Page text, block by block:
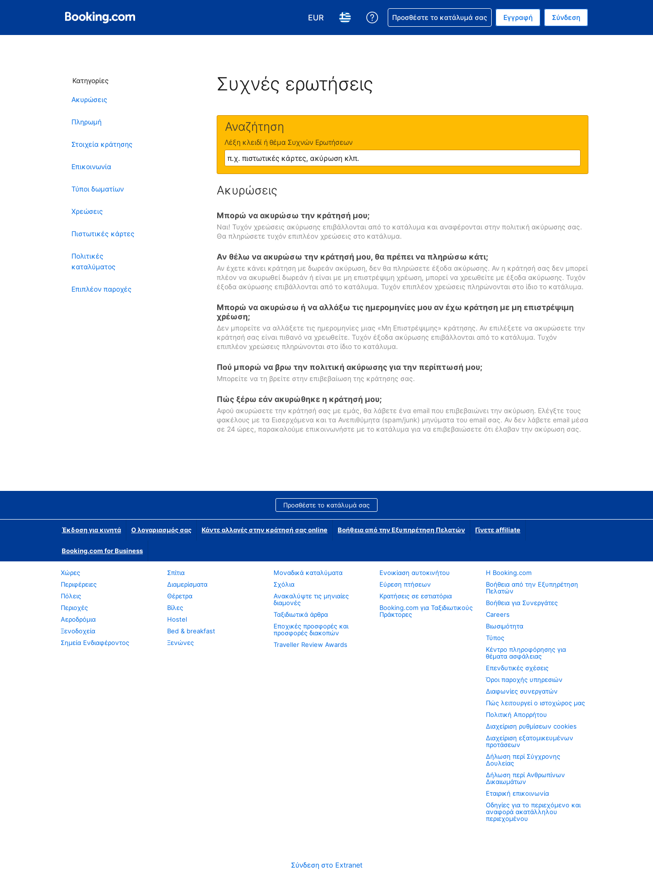
EUR
Επιλέξτε το νόμισμά σας. Το τωρινό σας νόμισμα είναι Ευρώ
Επιλέξτε τη γλώσσα σας. Η τωρινή σας γλώσσα είναι τα Ελληνικά
Βοήθεια για την κράτησή σας
Προσθέστε το κατάλυμά σας Εγγραφή Σύνδεση
Κατηγορίες
Ακυρώσεις
Πληρωμή
Στοιχεία κράτησης
Επικοινωνία
Τύποι δωματίων
Χρεώσεις
Πιστωτικές κάρτες
Πολιτικές
καταλύματος
Επιπλέον παροχές
Συχνές ερωτήσεις
Αναζήτηση
Λέξη κλειδί ή θέμα Συχνών Ερωτήσεων
Ακυρώσεις
Μπορώ να ακυρώσω την κράτησή μου;
Ναι! Τυχόν χρεώσεις ακύρωσης επιβάλλονται από το κατάλυμα και αναφέρονται στην πολιτική ακύρωσης σας.
Θα πληρώσετε τυχόν επιπλέον χρεώσεις στο κατάλυμα.
Αν θέλω να ακυρώσω την κράτησή μου, θα πρέπει να πληρώσω κάτι;
Αν έχετε κάνει κράτηση με δωρεάν ακύρωση, δεν θα πληρώσετε έξοδα ακύρωσης. Αν η κράτησή σας δεν μπορεί
πλέον να ακυρωθεί δωρεάν ή είναι με μη επιστρέψιμη χρέωση, μπορεί να χρεωθείτε με έξοδα ακύρωσης. Τυχόν
έξοδα ακύρωσης επιβάλλονται από το κατάλυμα. Τυχόν επιπλέον χρεώσεις πληρώνονται στο ίδιο το κατάλυμα.
Μπορώ να ακυρώσω ή να αλλάξω τις ημερομηνίες μου αν έχω κράτηση με μη επιστρέψιμη
χρέωση;
Δεν μπορείτε να αλλάξετε τις ημερομηνίες μιας «Μη Επιστρέψιμης» κράτησης. Αν επιλέξετε να ακυρώσετε την
κράτησή σας είναι πιθανό να χρεωθείτε. Τυχόν έξοδα ακύρωσης επιβάλλονται από το κατάλυμα. Τυχόν
επιπλέον χρεώσεις πληρώνονται στο ίδιο το κατάλυμα.
Πού μπορώ να βρω την πολιτική ακύρωσης για την περίπτωσή μου;
Μπορείτε να τη βρείτε στην επιβεβαίωση της κράτησης σας.
Πώς ξέρω εάν ακυρώθηκε η κράτησή μου;
Αφού ακυρώσετε την κράτησή σας με εμάς, θα λάβετε ένα email που επιβεβαιώνει την ακύρωση. Ελέγξτε τους
φακέλους με τα Εισερχόμενα και τα Ανεπιθύμητα (spam/junk) μηνύματα του email σας. Αν δεν λάβετε email μέσα
σε 24 ώρες, παρακαλούμε επικοινωνήστε με το κατάλυμα για να επιβεβαιώσετε ότι έλαβαν την ακύρωση σας.
Προσθέστε το κατάλυμά σας
Έκδοση για κινητά Ο λογαριασμός σας Κάντε αλλαγές στην κράτησή σας online Βοήθεια από την Εξυπηρέτηση Πελατών Γίνετε affiliate
Booking.com for Business
Χώρες
Περιφέρειες
Πόλεις
Περιοχές
Αεροδρόμια
Ξενοδοχεία
Σημεία Ενδιαφέροντος
Σπίτια
Διαμερίσματα
Θέρετρα
Βίλες
Hostel
Bed & breakfast
Ξενώνες
Μοναδικά καταλύματα
Σχόλια
Ανακαλύψτε τις μηνιαίες
διαμονές
Ταξιδιωτικά άρθρα
Εποχικές προσφορές και
προσφορές διακοπών
Traveller Review Awards
Ενοικίαση αυτοκινήτου
Εύρεση πτήσεων
Κρατήσεις σε εστιατόρια
Booking.com για Ταξιδιωτικούς
Πράκτορες
Η Booking.com
Βοήθεια από την Εξυπηρέτηση
Πελατών
Βοήθεια για Συνεργάτες
Careers
Βιωσιμότητα
Τύπος
Κέντρο πληροφόρησης για
θέματα ασφάλειας
Επενδυτικές σχέσεις
Όροι παροχής υπηρεσιών
Διαφωνίες συνεργατών
Πώς λειτουργεί ο ιστοχώρος μας
Πολιτική Απορρήτου
Διαχείριση ρυθμίσεων cookies
Διαχείριση εξατομικευμένων
προτάσεων
Δήλωση περί Σύγχρονης
Δουλείας
Δήλωση περί Ανθρωπίνων
Δικαιωμάτων
Εταιρική επικοινωνία
Οδηγίες για το περιεχόμενο και
αναφορά ακατάλληλου
περιεχομένου
Σύνδεση στο Extranet